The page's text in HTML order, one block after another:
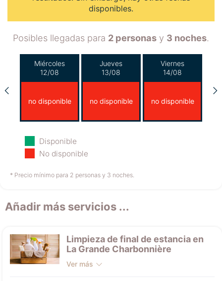
disponibles.
Posibles llegadas para 2 personas y 3 noches.
Miércoles
12/08
no disponible
Jueves
13/08
no disponible
Viernes
14/08
no disponible
15/08
no disponible no disponible
Martes
no disponible
Disponible
No disponible
* Precio mínimo para 2 personas y 3 noches.
Añadir más servicios ...
Limpieza de final de estancia en
La Grande Charbonnière
Ver más